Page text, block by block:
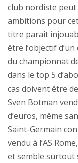
club nordiste
ambitions pour
titre paraît
être l’objectif
du championnat
dans le top 5
cas doivent être
Sven Botman
d’euros, même
Saint-Germain
vendu à l’AS
et semble surtout